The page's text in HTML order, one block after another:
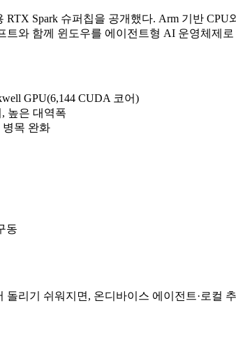
RTX Spark 슈퍼칩을 공개했다. Arm 기반
트와 함께 윈도우를 에이전트형 AI 운영체제
GPU(6,144 CUDA 코어)
높은 대역폭
병목 완화
동
돌리기 쉬워지면, 온디바이스 에이전트·로컬